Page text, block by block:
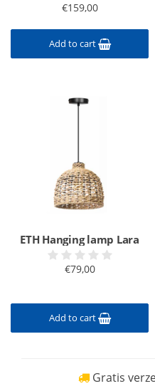
€159,00
Add to cart
ETH Hanging lamp Lara
€79,00
Add to cart
Gratis